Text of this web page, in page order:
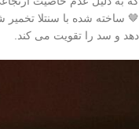
🤎 ساخته شده با سنتلا
دهد و سد را تقویت می کند.